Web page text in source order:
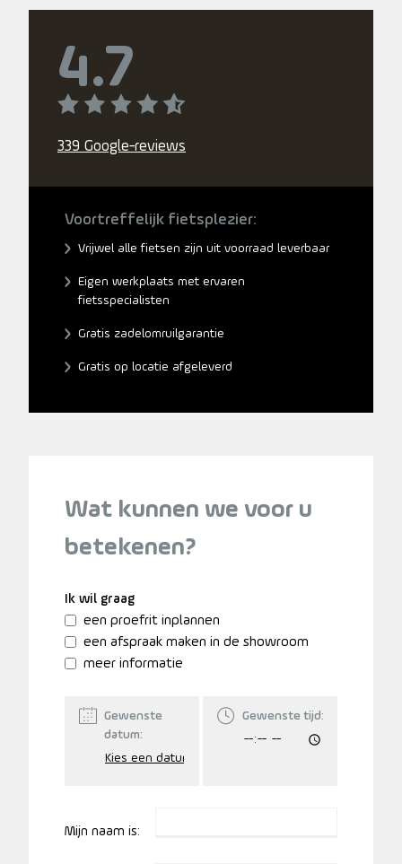
4.7
339 Google-reviews
Voortreffelijk fietsplezier:
Vrijwel alle fietsen zijn uit voorraad leverbaar
Eigen werkplaats met ervaren
fietsspecialisten
Gratis zadelomruilgarantie
Gratis op locatie afgeleverd
Wat kunnen we voor u
betekenen?
Ik wil graag
een proefrit inplannen
een afspraak maken in de showroom
meer informatie
Gewenste
datum:
Gewenste tijd:
Mijn naam is: